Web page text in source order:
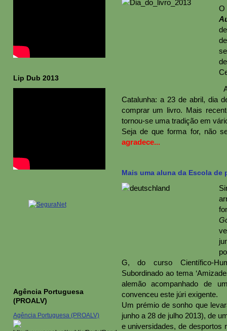
Catalunha: a 23 de abril, dia
comprar um livro. Mais
tornou-se uma tradição em
Seja de que forma for, não
agradece...
Mais uma aluna da Escola
G, do curso Científico-
Subordinado ao tema
alemão acompanhado de
convenceu este júri exigente.
Um prémio de sonho que
junho a 28 de julho 2013), de
e universidades, de desportos
Lip Dub 2013
Agência Portuguesa
(PROALV)
Agência Portuguesa (PROALV)